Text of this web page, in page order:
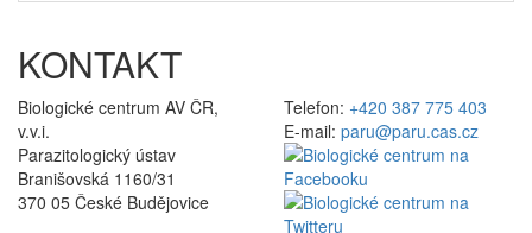
KONTAKT
Biologické centrum AV ČR,
v.v.i.
Parazitologický ústav
Branišovská 1160/31
370 05 České Budějovice
Telefon: +420 387 775 403
E-mail: paru@paru.cas.cz